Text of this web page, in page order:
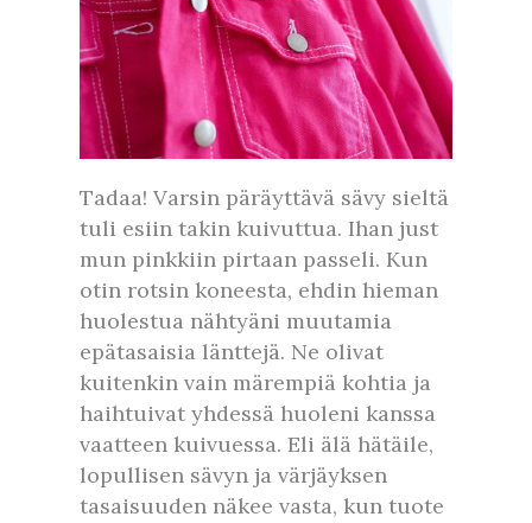
Tadaa! Varsin päräyttävä sävy sieltä
tuli esiin takin kuivuttua. Ihan just
mun pinkkiin pirtaan passeli. Kun
otin rotsin koneesta, ehdin hieman
huolestua nähtyäni muutamia
epätasaisia länttejä. Ne olivat
kuitenkin vain märempiä kohtia ja
haihtuivat yhdessä huoleni kanssa
vaatteen kuivuessa. Eli älä hätäile,
lopullisen sävyn ja värjäyksen
tasaisuuden näkee vasta, kun tuote